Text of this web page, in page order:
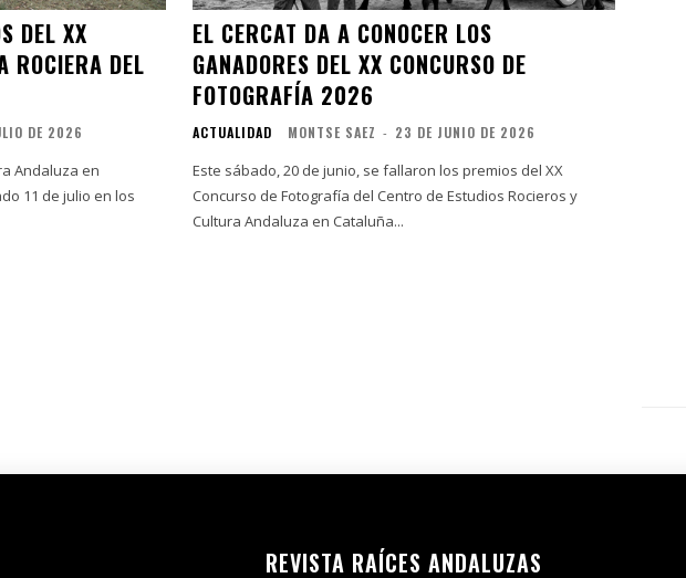
DEL XX
ROCIERA DEL
DE 2026
Andaluza en
11 de julio en los
EL CERCAT DA A CONOCER LOS
GANADORES DEL XX CONCURSO DE
FOTOGRAFÍA 2026
ACTUALIDAD MONTSE SAEZ - 23 DE JUNIO DE 2026
Este sábado, 20 de junio, se fallaron los premios del XX
Concurso de Fotografía del Centro de Estudios Rocieros y
Cultura Andaluza en Cataluña...
REVISTA RAÍCES ANDALUZAS